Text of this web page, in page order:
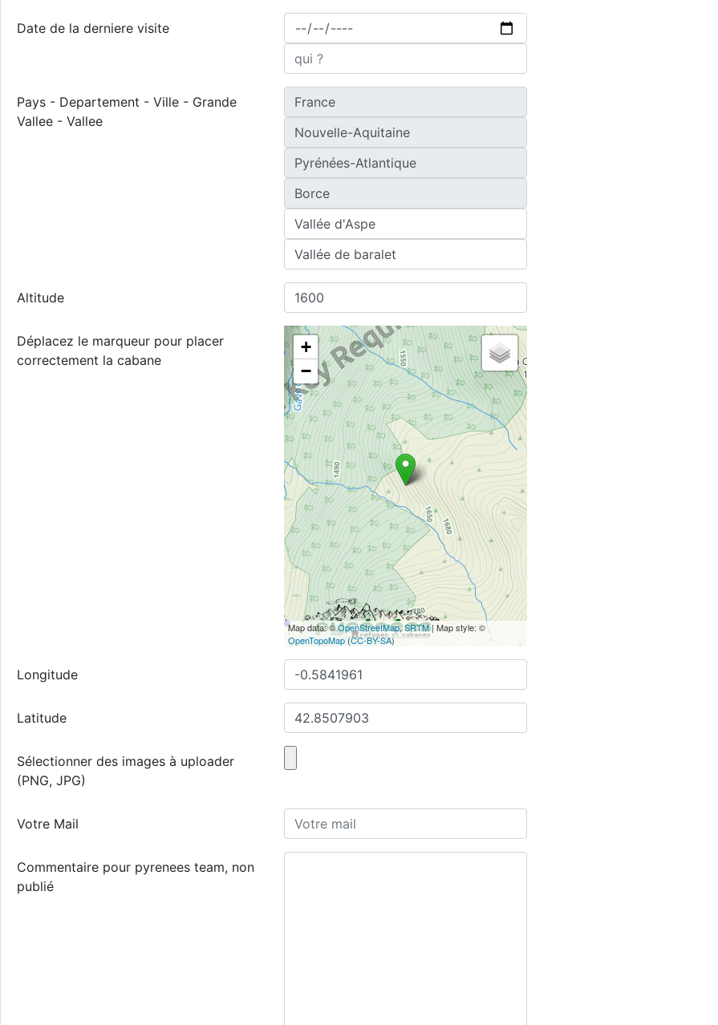
Date de la derniere visite
Pays - Departement - Ville - Grande
Vallee - Vallee
Altitude
Déplacez le marqueur pour placer
correctement la cabane
+
−
Map data: ©OpenStreetMap,SRTM| Map style: ©
OpenTopoMap(CC-BY-SA)
Longitude
Latitude
Sélectionner des images à uploader
(PNG, JPG)
Votre Mail
Commentaire pour pyrenees team, non
publié